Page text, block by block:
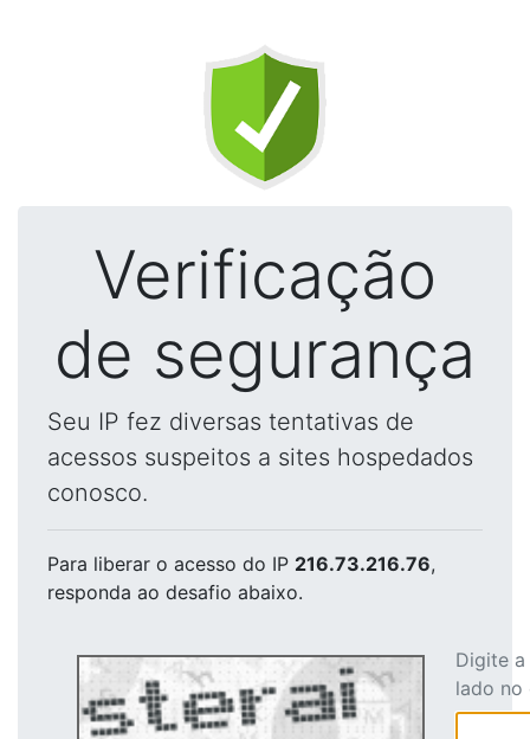
Verificação
de segurança
Seu IP fez diversas tentativas de
acessos suspeitos a sites hospedados
conosco.
Para liberar o acesso do IP 216.73.216.76,
responda ao desafio abaixo.
Digite
lado no